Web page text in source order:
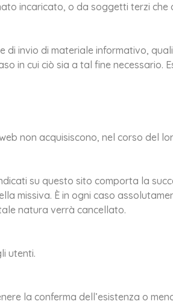
incaricato, o da soggetti terzi
invio di materiale informativo,
in cui ciò sia a tal fine necessario.
non acquisiscono, nel corso del
su questo sito comporta la
missiva. È in ogni caso
natura verrà cancellato.
utenti.
la conferma dell’esistenza o